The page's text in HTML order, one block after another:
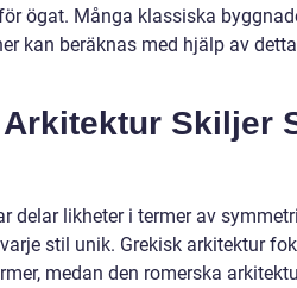
ögat. Många klassiska
kan beräknas med hjälp av detta
Skiljer
delar likheter i termer av
stil unik. Grekisk arkitektur
medan den romerska